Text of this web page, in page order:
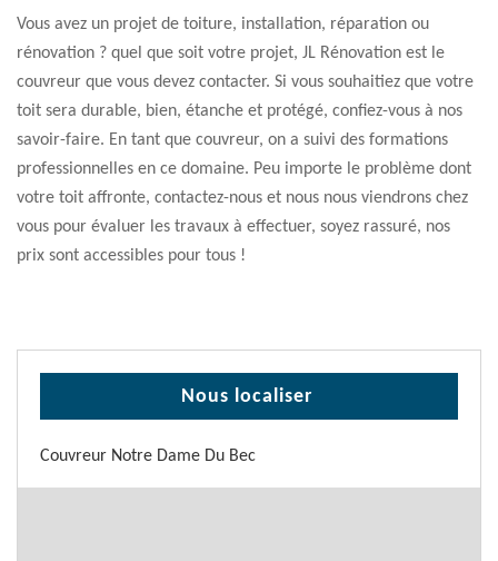
Vous avez un projet de toiture, installation, réparation ou
rénovation ? quel que soit votre projet, JL Rénovation est le
couvreur que vous devez contacter. Si vous souhaitiez que votre
toit sera durable, bien, étanche et protégé, confiez-vous à nos
savoir-faire. En tant que couvreur, on a suivi des formations
professionnelles en ce domaine. Peu importe le problème dont
votre toit affronte, contactez-nous et nous nous viendrons chez
vous pour évaluer les travaux à effectuer, soyez rassuré, nos
prix sont accessibles pour tous !
Nous localiser
Couvreur Notre Dame Du Bec